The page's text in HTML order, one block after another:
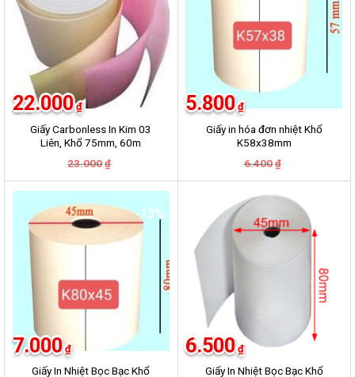
Giấy Carbonless In Kim 03
Liên, Khổ 75mm, 60m
23.000 ₫
là:
23.000₫.
22.000 ₫
tại
là:
22.000₫.
Giấy in hóa đơn nhiệt Khổ
K58x38mm
6.400 ₫
là:
5.800 ₫
tại
5.800₫.
-13%
Giấy In Nhiệt Bọc Bạc Khổ
7.000 ₫
-17%
Giấy In Nhiệt Bọc Bạc Khổ
6.500 ₫